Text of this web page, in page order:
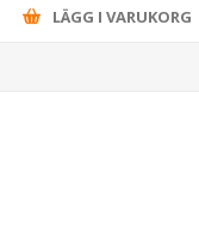
LÄGG I VARUKORG